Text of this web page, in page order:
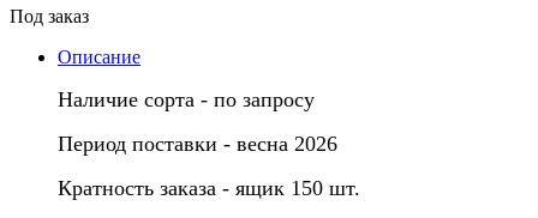
Под заказ
Описание
Наличие сорта - по запросу
Период поставки - весна 2026
Кратность заказа - ящик 150 шт.